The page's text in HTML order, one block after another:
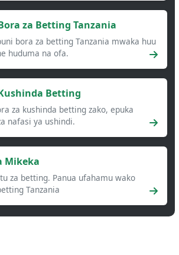
za Betting Tanzania
bora za betting Tanzania mwaka huu
huduma na ofa.
Betting
za kushinda betting zako, epuka
nafasi ya ushindi.
Mikeka
za betting. Panua ufahamu wako
Tanzania